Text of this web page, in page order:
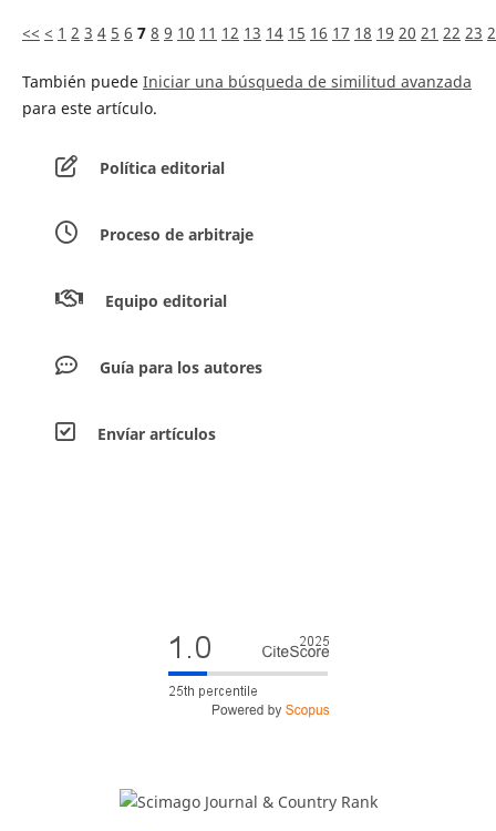
<< < 1 2 3 4 5 6 7 8 9 10 11 12 13 14 15 16 17 18 19 20 21 22 23
También puede Iniciar una búsqueda de similitud avanzada
para este artículo.
Política editorial
Proceso de arbitraje
Equipo editorial
Guía para los autores
Envíar artículos